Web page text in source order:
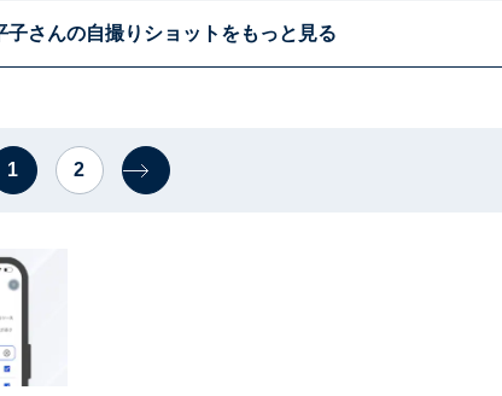
子さんの自撮りショットをもっと見る
1 2